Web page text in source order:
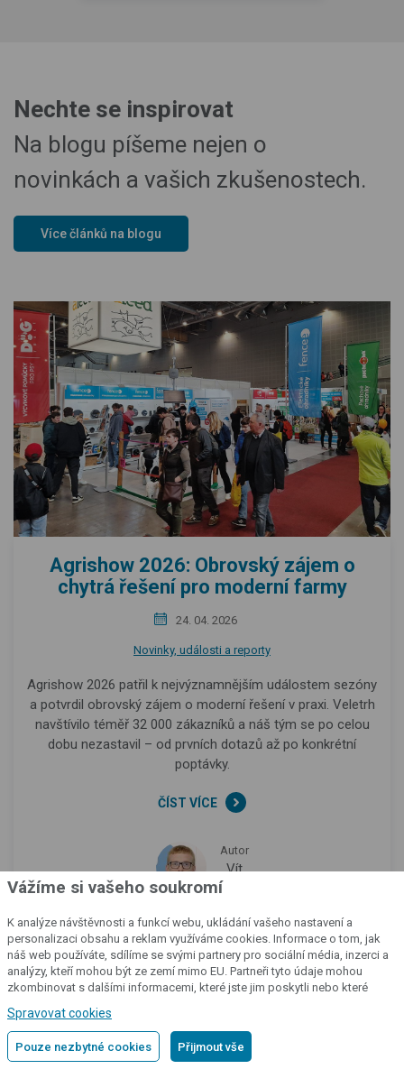
Zpět nahoru
Nechte se inspirovat
Na blogu píšeme nejen o
novinkách a vašich zkušenostech.
Více článků na blogu
Agrishow 2026: Obrovský zájem o
chytrá řešení pro moderní farmy
24. 04. 2026
Novinky, události a reporty
Agrishow 2026 patřil k nejvýznamnějším událostem sezóny
a potvrdil obrovský zájem o moderní řešení v praxi. Veletrh
navštívilo téměř 32 000 zákazníků a náš tým se po celou
dobu nezastavil – od prvních dotazů až po konkrétní
poptávky.
ČÍST VÍCE
Autor
Vít
Šiller
Vážíme si vašeho soukromí
K analýze návštěvnosti a funkcí webu, ukládání vašeho nastavení a
personalizaci obsahu a reklam využíváme cookies. Informace o tom, jak
náš web používáte, sdílíme se svými partnery pro sociální média, inzerci a
analýzy, kteří mohou být ze zemí mimo EU. Partneři tyto údaje mohou
zkombinovat s dalšími informacemi, které jste jim poskytli nebo které
Spravovat cookies
Pouze nezbytné cookies Přijmout vše